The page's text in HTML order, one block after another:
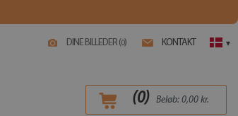
DINE BILLEDER (0) KONTAKT ▾
(0) Beløb: 0,00kr.